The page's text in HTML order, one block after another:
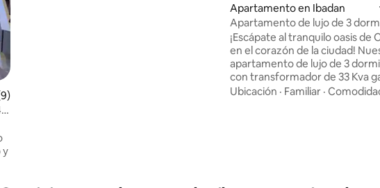
promedio: 5.0 de 5, 9 reseñas
y
Apartamento en Ibadan
Apartamento de lujo de 3
con transformador especial
¡Escápate al tranquilo oasis de
en el corazón de la ciudad!
apartamento de lujo de 3
con transformador de 33 Kva
un suministro eléctrico
Ubicación · Familiar ·